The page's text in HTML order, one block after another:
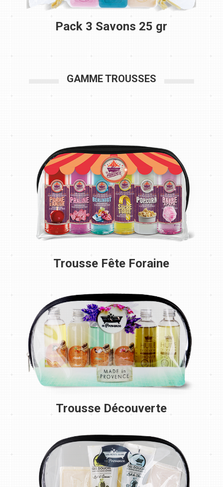
Pack 3 Savons 25 gr
GAMME TROUSSES
Trousse Fête Foraine
Trousse Découverte